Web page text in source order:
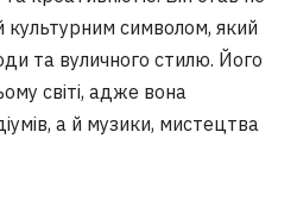
символом, який
та вуличного стилю. Його
світі, адже вона
а й музики, мистецтва